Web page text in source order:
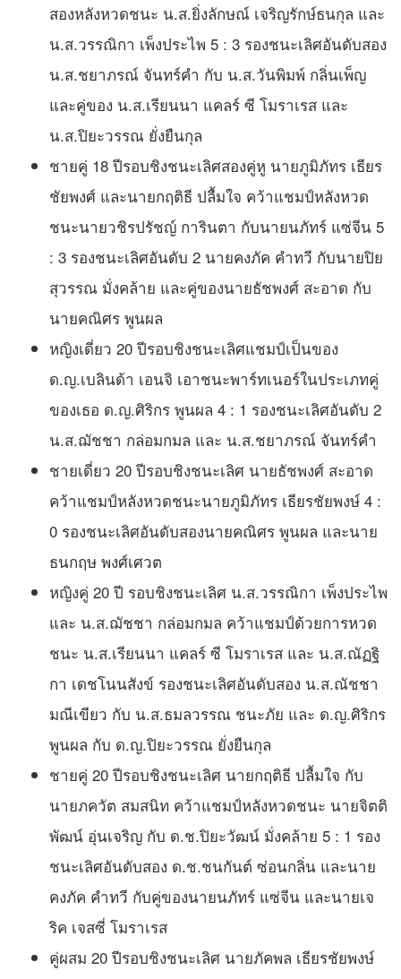
สองหลังหวดชนะ น.ส.ยิ่งลักษณ์ เจริญรักษ์ธนกุล และ
น.ส.วรรณิกา เพ็งประไพ 5 : 3 รองชนะเลิศอันดับสอง
น.ส.ชยาภรณ์ จันทร์คำ กับ น.ส.วันพิมพ์ กลิ่นเพ็ญ
และคู่ของ น.ส.เรียนนา แคลร์ ซี โมราเรส และ
น.ส.ปิยะวรรณ ยั่งยืนกุล
ชายคู่ 18 ปีรอบชิงชนะเลิศสองคู่หู นายภูมิภัทร เธียร
ชัยพงศ์ และนายกฤติธี ปลื้มใจ คว้าแชมป์หลังหวด
ชนะนายวชิรปรัชญ์ การินตา กับนายนภัทร์ แซ่จีน 5
: 3 รองชนะเลิศอันดับ 2 นายคงภัค คำทวี กับนายปิย
สุวรรณ มั่งคล้าย และคู่ของนายธัชพงศ์ สะอาด กับ
นายคณิศร พูนผล
หญิงเดี่ยว 20 ปีรอบชิงชนะเลิศแชมป์เป็นของ
ด.ญ.เบลินด้า เอนจิ เอาชนะพาร์ทเนอร์ในประเภทคู่
ของเธอ ด.ญ.ศิริกร พูนผล 4 : 1 รองชนะเลิศอันดับ 2
น.ส.ฌัชชา กล่อมกมล และ น.ส.ชยาภรณ์ จันทร์คำ
ชายเดี่ยว 20 ปีรอบชิงชนะเลิศ นายธัชพงศ์ สะอาด
คว้าแชมป์หลังหวดชนะนายภูมิภัทร เธียรชัยพงษ์ 4 :
0 รองชนะเลิศอันดับสองนายคณิศร พูนผล และนาย
ธนกฤษ พงศ์เศวต
หญิงคู่ 20 ปี รอบชิงชนะเลิศ น.ส.วรรณิกา เพ็งประไพ
และ น.ส.ฌัชชา กล่อมกมล คว้าแชมป์ด้วยการหวด
ชนะ น.ส.เรียนนา แคลร์ ซี โมราเรส และ น.ส.ณัฏฐิ
กา เดชโนนสังข์ รองชนะเลิศอันดับสอง น.ส.ณัชชา
มณีเขียว กับ น.ส.ธมลวรรณ ชนะภัย และ ด.ญ.ศิริกร
พูนผล กับ ด.ญ.ปิยะวรรณ ยั่งยืนกุล
ชายคู่ 20 ปีรอบชิงชนะเลิศ นายกฤติธี ปลื้มใจ กับ
นายภควัต สมสนิท คว้าแชมป์หลังหวดชนะ นายจิตติ
พัฒน์ อุ่นเจริญ กับ ด.ช.ปิยะวัฒน์ มั่งคล้าย 5 : 1 รอง
ชนะเลิศอันดับสอง ด.ช.ชนกันต์ ซ่อนกลิ่น และนาย
คงภัค คำทวี กับคู่ของนายนภัทร์ แซ่จีน และนายเจ
ริค เจสซี่ โมราเรส
คู่ผสม 20 ปีรอบชิงชนะเลิศ นายภัคพล เธียรชัยพงษ์